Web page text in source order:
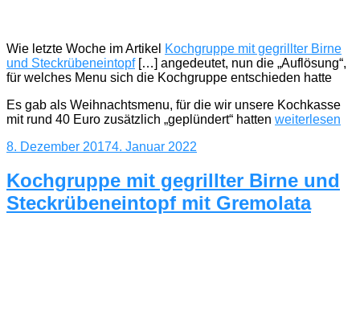
Wie letzte Woche im Artikel Kochgruppe mit gegrillter Birne
und Steckrübeneintopf[…] angedeutet, nun die „Auflösung“,
für welches Menu sich die Kochgruppe entschieden hatte
Es gab als Weihnachtsmenu, für die wir unsere Kochkasse
mit rund 40 Euro zusätzlich „geplündert“ hatten „Kochgruppe
Champignon-
Carpaccio,
Hühnersuppe,
weiterlesen
Veröffentlicht
8. Dezember 20174. Januar 2022
Kochgruppe mit gegrillter Birne und
Steckrübeneintopf mit Gremolata